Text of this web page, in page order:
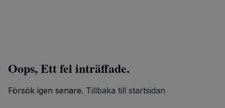
Oops, Ett fel inträffade.
Försök igen senare. Tillbaka till startsidan